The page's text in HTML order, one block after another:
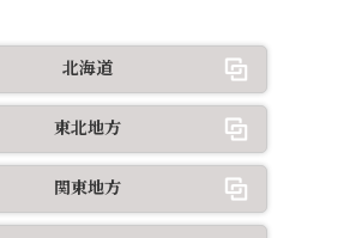
北海道
東北地方
関東地方